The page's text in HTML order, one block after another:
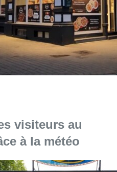
visiteurs au
à la météo